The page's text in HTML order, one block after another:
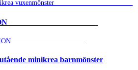
⠀⠀⠀⠀⠀⠀⠀⠀⠀⠀⠀⠀⠀⠀⠀
minikrea barnmönster